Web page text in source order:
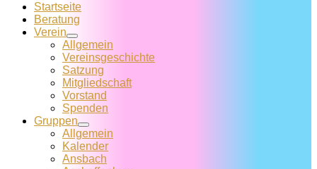
Startseite
Beratung
Verein
Allgemein
Vereins­geschichte
Satzung
Mitglied­schaft
Vorstand
Spenden
Gruppen
Allgemein
Kalender
Ansbach